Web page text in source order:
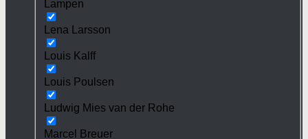
Lampen
Lena Larsson
Louis Kalff
Louis Poulsen
Ludwig Mies van der Rohe
Marcel Breuer